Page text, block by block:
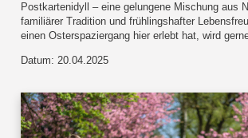
Postkartenidyll – eine gelungene Mischung aus
familiärer Tradition und frühlingshafter
einen Osterspaziergang hier erlebt hat, wird
Datum: 20.04.2025